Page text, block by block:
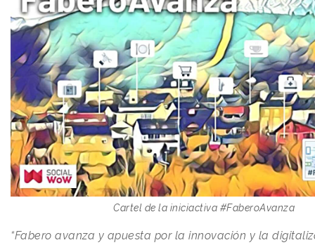
Cartel de la iniciactiva #FaberoAvanza
“Fabero avanza y apuesta por la innovación y la